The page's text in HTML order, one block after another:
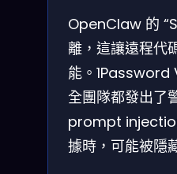
OpenClaw 的
離，這讓遠程代
能。
全團隊都發出了
prompt
據時，可能被隱